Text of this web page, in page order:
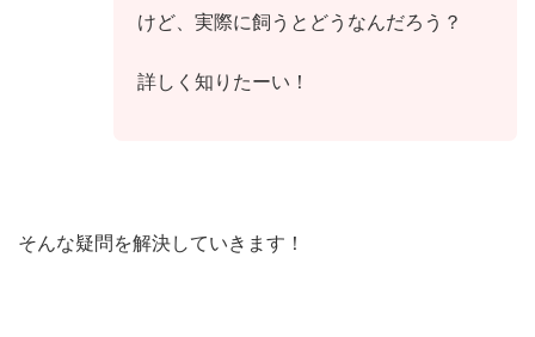
けど、実際に飼うとどうなんだろう？
詳しく知りたーい！
そんな疑問を解決していきます！